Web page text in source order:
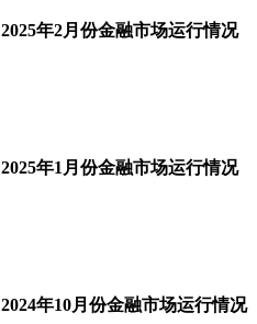
2025年2月份金融市场运行情况
2025年1月份金融市场运行情况
2024年10月份金融市场运行情况